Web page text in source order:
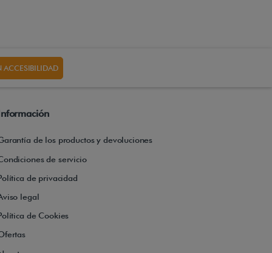
de los productos y devoluciones
de servicio
de privacidad
legal
de Cookies